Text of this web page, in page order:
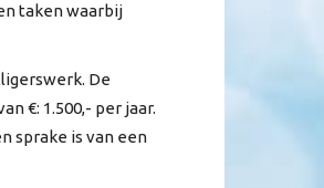
taken waarbij
De
€: 1.500,- per jaar.
sprake is van een